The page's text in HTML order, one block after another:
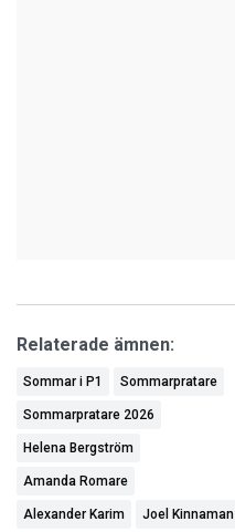
Relaterade ämnen:
Sommar i P1 Sommarpratare
Sommarpratare 2026
Helena Bergström
Amanda Romare
Alexander Karim Joel Kinnaman